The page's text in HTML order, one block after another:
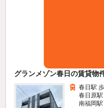
グランメゾン春日の賃貸物
春日駅 歩
春日原駅
南福岡駅